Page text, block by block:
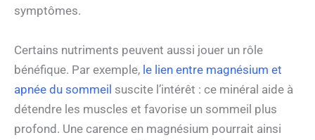
symptômes.
Certains nutriments peuvent aussi jouer un rôle
bénéfique. Par exemple, le lien entre magnésium et
apnée du sommeil suscite l’intérêt : ce minéral aide à
détendre les muscles et favorise un sommeil plus
profond. Une carence en magnésium pourrait ainsi